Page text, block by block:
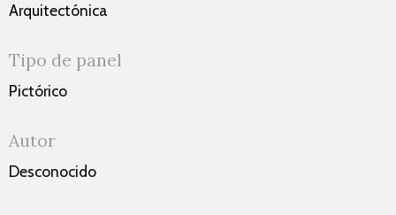
Arquitectónica
Tipo de panel
Pictórico
Autor
Desconocido